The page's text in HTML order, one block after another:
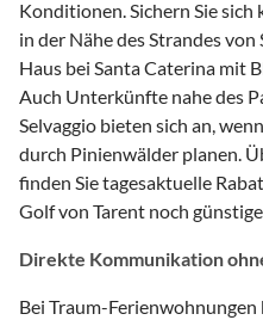
Konditionen. Sichern Sie
in der Nähe des Strandes
Haus bei Santa Caterina mit
Auch Unterkünfte nahe des
Selvaggio bieten sich an,
durch Pinienwälder planen.
finden Sie tagesaktuelle
Golf von Tarent noch
Direkte Kommunikation
Bei Traum-